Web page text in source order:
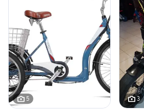
5 3